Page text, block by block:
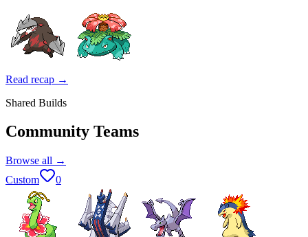
Read recap →
Shared Builds
Community Teams
Browse all →
Custom
0